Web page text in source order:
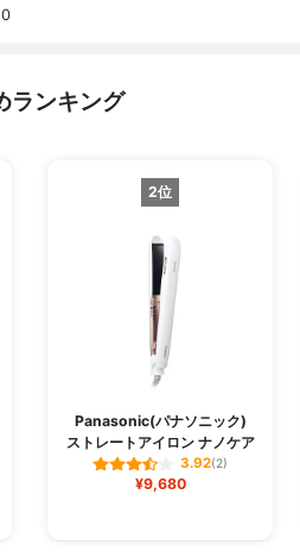
ランキング
2位
Panasonic(パナソニック)
ストレートアイロン ナノケア
3.92(2)
¥9,680